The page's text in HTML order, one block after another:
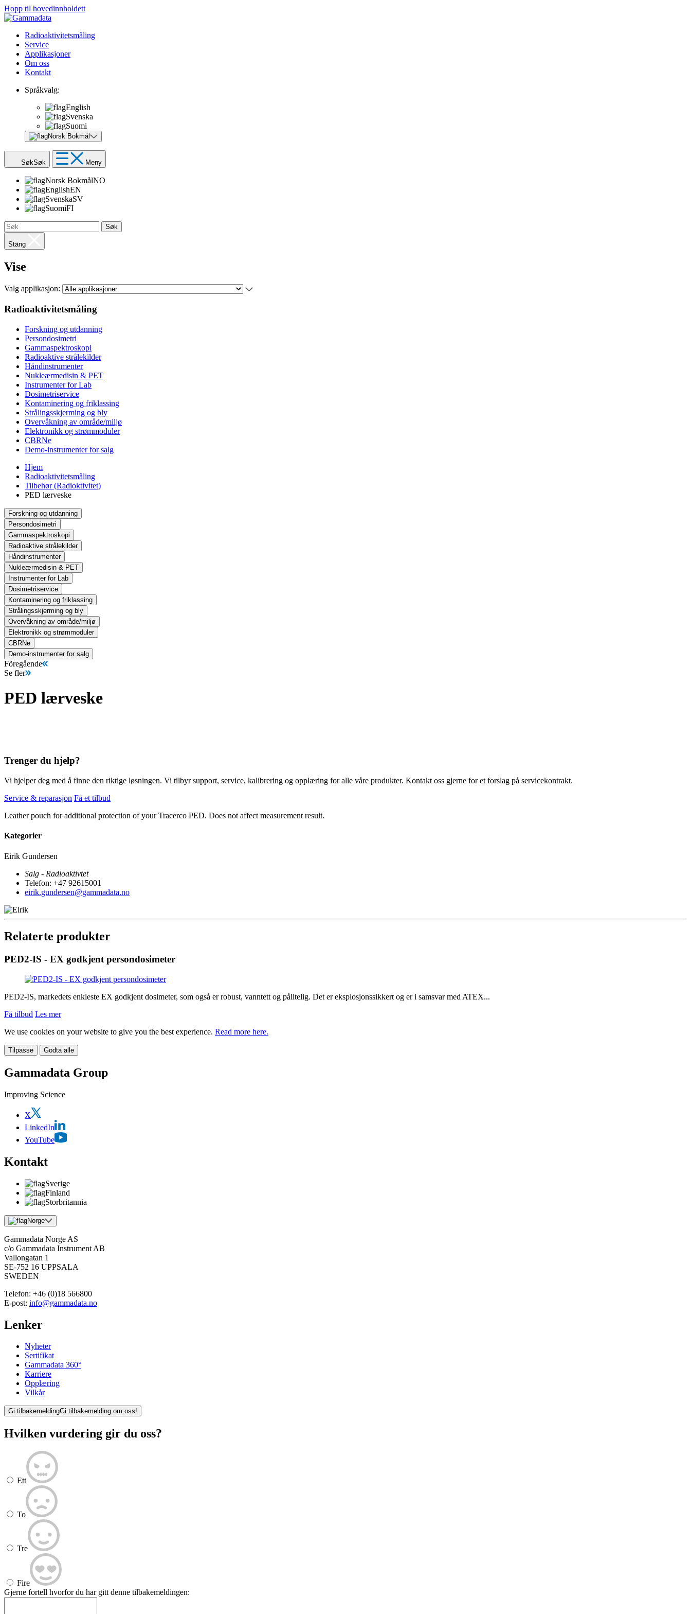
Hopp til hovedinnholdett
Radioaktivitetsmåling
Service
Applikasjoner
Om oss
Kontakt
Språkvalg:
English
Svenska
Suomi
Norsk Bokmål
SøkSøk Meny
Norsk BokmålNO
EnglishEN
SvenskaSV
SuomiFI
Søk
Stäng
Vise
Valg applikasjon:
Radioaktivitetsmåling
Forskning og utdanning
Persondosimetri
Gammaspektroskopi
Radioaktive strålekilder
Håndinstrumenter
Nukleærmedisin & PET
Instrumenter for Lab
Dosimetriservice
Kontaminering og friklassing
Strålingsskjerming og bly
Overvåkning av område/miljø
Elektronikk og strømmoduler
CBRNe
Demo-instrumenter for salg
Hjem
Radioaktivitetsmåling
Tilbehør (Radioktivitet)
PED lærveske
Forskning og utdanning
Persondosimetri
Gammaspektroskopi
Radioaktive strålekilder
Håndinstrumenter
Nukleærmedisin & PET
Instrumenter for Lab
Dosimetriservice
Kontaminering og friklassing
Strålingsskjerming og bly
Overvåkning av område/miljø
Elektronikk og strømmoduler
CBRNe
Demo-instrumenter for salg
Föregående
Se fler
PED lærveske
Trenger du hjelp?
Vi hjelper deg med å finne den riktige løsningen. Vi tilbyr support, service, kalibrering og opplæring for alle våre produkter. Kontakt oss gjerne for et forslag på servicekontrakt.
Service & reparasjon Få et tilbud
Leather pouch for additional protection of your Tracerco PED. Does not affect measurement result.
Kategorier
Eirik Gundersen
Salg - Radioaktivtet
Telefon: +47 92615001
eirik.gundersen@gammadata.no
Relaterte produkter
PED2-IS - EX godkjent persondosimeter
PED2-IS, markedets enkleste EX godkjent dosimeter, som også er robust, vanntett og pålitelig. Det er eksplosjonssikkert og er i samsvar med ATEX...
Få tilbud Les mer
We use cookies on your website to give you the best experience. Read more here.
Tilpasse Godta alle
Gammadata Group
Improving Science
X
LinkedIn
YouTube
Kontakt
Sverige
Finland
Storbritannia
Norge
Gammadata Norge AS
c/o Gammadata Instrument AB
Vallongatan 1
SE-752 16 UPPSALA
SWEDEN
Telefon: +46 (0)18 566800
E-post: info@gammadata.no
Lenker
Nyheter
Sertifikat
Gammadata 360°
Karriere
Opplæring
Vilkår
Gi tilbakemeldingGi tilbakemelding om oss!
Hvilken vurdering gir du oss?
Ett
To
Tre
Fire
Gjerne fortell hvorfor du har gitt denne tilbakemeldingen: